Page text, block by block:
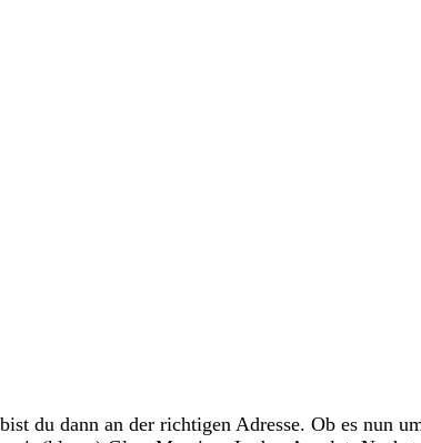
du dann an der richtigen Adresse. Ob es nun